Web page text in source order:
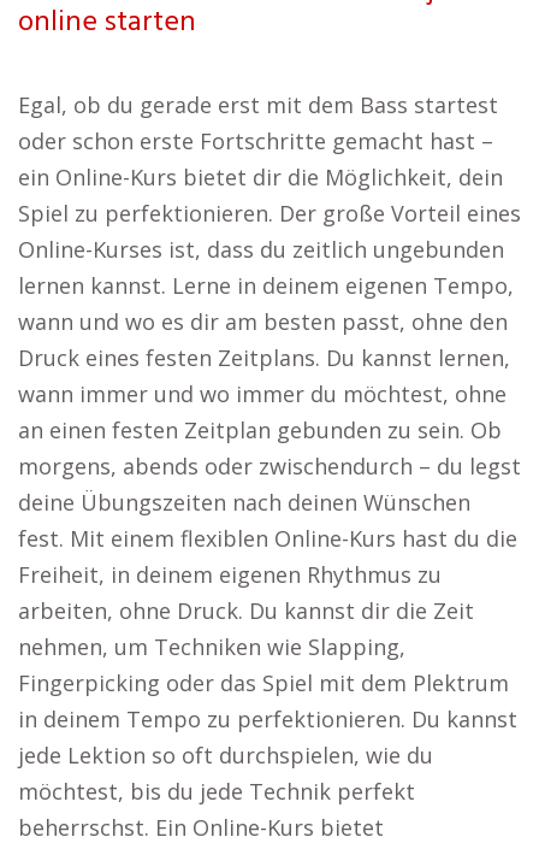
online starten
Egal, ob du gerade erst mit dem Bass startest
oder schon erste Fortschritte gemacht hast –
ein Online-Kurs bietet dir die Möglichkeit, dein
Spiel zu perfektionieren. Der große Vorteil eines
Online-Kurses ist, dass du zeitlich ungebunden
lernen kannst. Lerne in deinem eigenen Tempo,
wann und wo es dir am besten passt, ohne den
Druck eines festen Zeitplans. Du kannst lernen,
wann immer und wo immer du möchtest, ohne
an einen festen Zeitplan gebunden zu sein. Ob
morgens, abends oder zwischendurch – du legst
deine Übungszeiten nach deinen Wünschen
fest. Mit einem flexiblen Online-Kurs hast du die
Freiheit, in deinem eigenen Rhythmus zu
arbeiten, ohne Druck. Du kannst dir die Zeit
nehmen, um Techniken wie Slapping,
Fingerpicking oder das Spiel mit dem Plektrum
in deinem Tempo zu perfektionieren. Du kannst
jede Lektion so oft durchspielen, wie du
möchtest, bis du jede Technik perfekt
beherrschst. Ein Online-Kurs bietet